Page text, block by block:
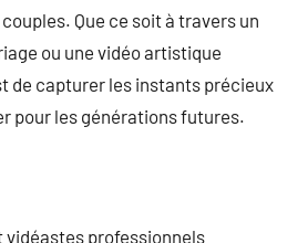
Que ce soit à travers un
ou une vidéo artistique
de capturer les instants précieux
pour les générations futures.
vidéastes professionnels